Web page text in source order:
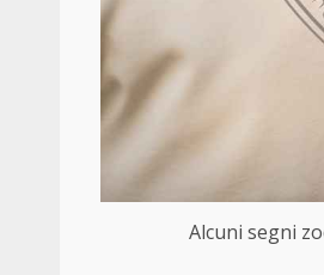
Alcuni segni